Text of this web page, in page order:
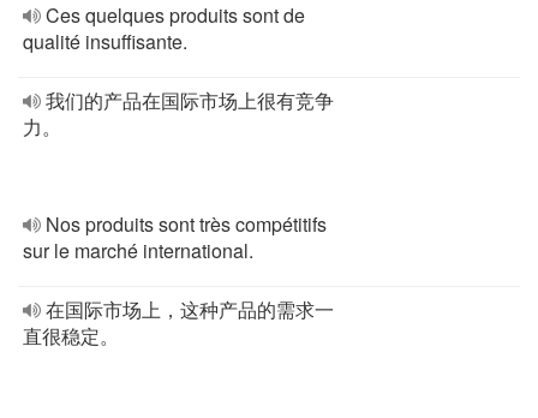
Ces quelques produits sont de
qualité insuffisante.
我们的产品在国际市场上很有竞争
力。
Nos produits sont très compétitifs
sur le marché international.
在国际市场上，这种产品的需求一
直很稳定。